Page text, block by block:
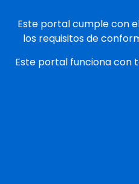
Este portal cumple con
los requisitos de
Este portal funciona con